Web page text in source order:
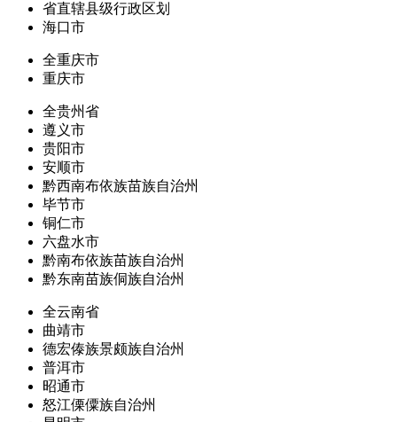
省直辖县级行政区划
海口市
全重庆市
重庆市
全贵州省
遵义市
贵阳市
安顺市
黔西南布依族苗族自治州
毕节市
铜仁市
六盘水市
黔南布依族苗族自治州
黔东南苗族侗族自治州
全云南省
曲靖市
德宏傣族景颇族自治州
普洱市
昭通市
怒江傈僳族自治州